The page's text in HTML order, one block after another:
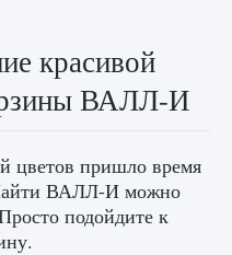
0 0
красивой
ВАЛЛ-И
цветов пришло время
ВАЛЛ-И можно
подойдите к